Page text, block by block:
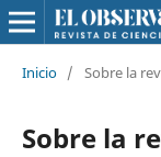
Inicio / Sobre la
Sobre la